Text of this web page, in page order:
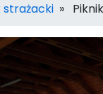
strażacki »